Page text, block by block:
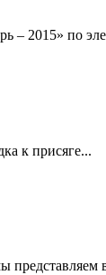
– 2015» по
к присяге...